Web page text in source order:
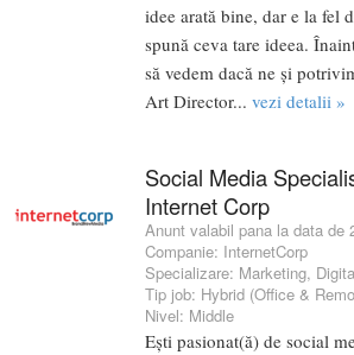
idee arată bine, dar e la fel
spună ceva tare ideea.
să vedem dacă ne și
Art Director... vezi detalii »
Social Media
Internet Corp
Anunt valabil pana la data de
Companie: InternetCorp
Specializare: Marketing,
Tip job: Hybrid (Office &
Nivel: Middle
Ești pasionat(ă) de social